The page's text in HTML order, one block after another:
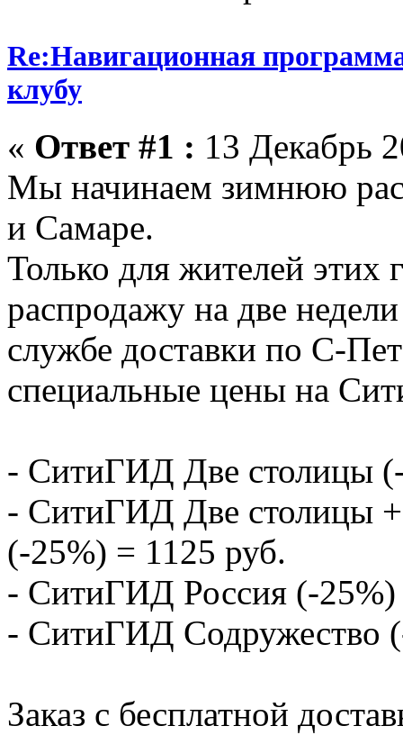
Re:Навигационная
клубу
« Ответ #1 : 13 Декабрь
Мы начинаем зимнюю
и Самаре.
Только для жителей
распродажу на две
службе доставки по С-
специальные цены на
- СитиГИД Две столицы
- СитиГИД Две столицы
(-25%) = 1125 руб.
- СитиГИД Россия (-25%)
- СитиГИД Содружество
Заказ с бесплатной